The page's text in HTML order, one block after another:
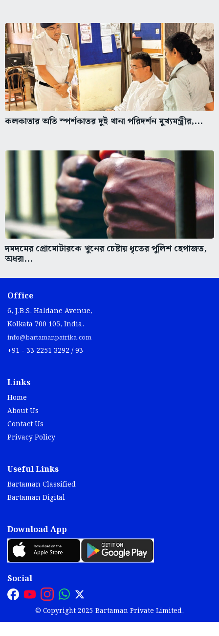
কলকাতার অতি স্পর্শকাতর দুই থানা পরিদর্শন মুখ্যমন্ত্রীর,...
দমদমের প্রোমোটারকে খুনের চেষ্টায় ধৃতের পুলিশ হেপাজত,
অধরা...
Office
6, J.B.S. Haldane Avenue,
Kolkata 700 105, India.
info@bartamanpatrika.com
+91 - 33 2251 3292 / 93
Links
Home
About Us
Contact Us
Privacy Policy
Useful Links
Bartaman Classified
Bartaman Digital
Download App
Social
© Copyright 2025 Bartaman Private Limited.